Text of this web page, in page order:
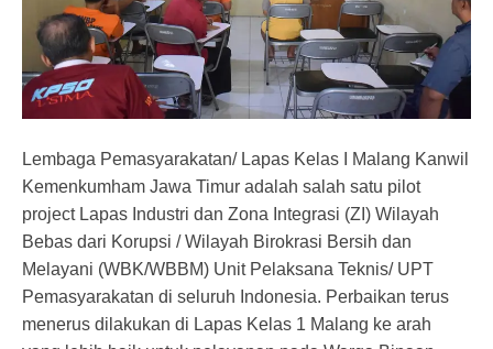
Lembaga Pemasyarakatan/ Lapas Kelas I Malang Kanwil
Kemenkumham Jawa Timur adalah salah satu pilot
project Lapas Industri dan Zona Integrasi (ZI) Wilayah
Bebas dari Korupsi / Wilayah Birokrasi Bersih dan
Melayani (WBK/WBBM) Unit Pelaksana Teknis/ UPT
Pemasyarakatan di seluruh Indonesia. Perbaikan terus
menerus dilakukan di Lapas Kelas 1 Malang ke arah